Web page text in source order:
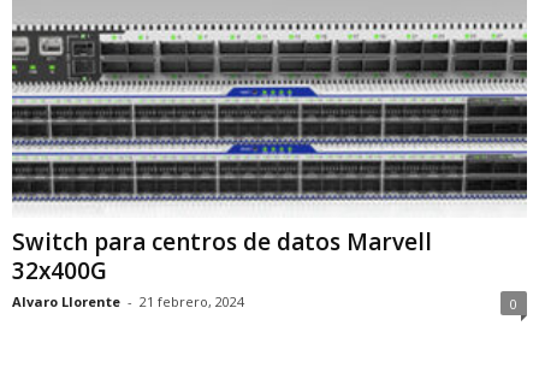
Switch para centros de datos Marvell
32x400G
Alvaro Llorente - 21 febrero, 2024 0